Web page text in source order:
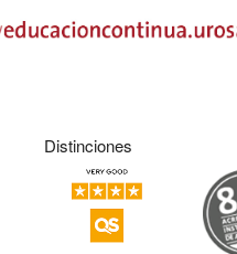
Distinciones